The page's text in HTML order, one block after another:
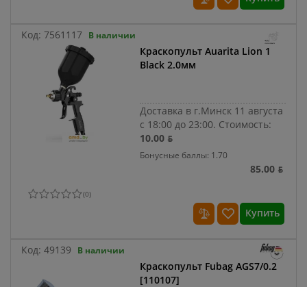
Код: 7561117 В наличии
Краскопульт Auarita Lion 1
Black 2.0мм
Доставка в г.Минск 11 августа
с 18:00 до 23:00. Стоимость:
10.00 ƃ
Бонусные баллы: 1.70
85.00 ƃ
(0)
Купить
Код: 49139 В наличии
Краскопульт Fubag AGS7/0.2
[110107]